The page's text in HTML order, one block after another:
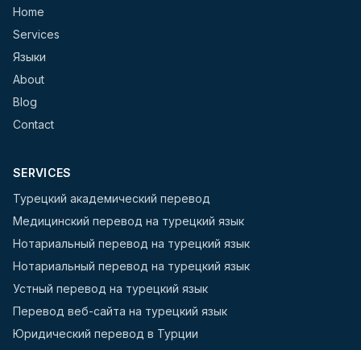
Home
Services
Языки
About
Blog
Contact
SERVICES
Турецкий академический перевод
Медицинский перевод на турецкий язык
Нотариальный перевод на турецкий язык
Нотариальный перевод на турецкий язык
Устный перевод на турецкий язык
Перевод веб-сайта на турецкий язык
Юридический перевод в Турции